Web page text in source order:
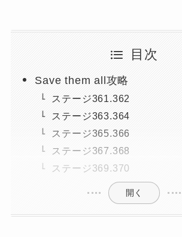
目次
Save them all攻略
ステージ361.362
ステージ363.364
ステージ365.366
ステージ367.368
ステージ369.370
開く